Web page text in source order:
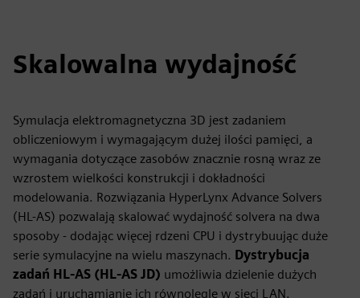
Skalowalna wydajność
Symulacja elektromagnetyczna 3D jest zadaniem
obliczeniowym i wymagającym dużej ilości pamięci, a
wymagania dotyczące zasobów znacznie rosną wraz ze
wzrostem wielkości konstrukcji i dokładności
modelowania. Rozwiązania HyperLynx Advance Solvers
(HL-AS) pozwalają skalować wydajność solvera na dwa
sposoby - dodając więcej rdzeni CPU i dystrybuując duże
serie symulacyjne na wielu maszynach. Dystrybucja
zadań HL-AS (HL-AS JD) umożliwia dzielenie dużych
zadań i uruchamianie ich równolegle w sieci LAN.